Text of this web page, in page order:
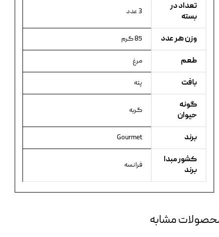
تعداد در
بسته
3 عدد
وزن هر عدد 85 گرم
طعم مرغ
بافت پته
گونه
حیوان
گربه
برند Gourmet
کشور مبدا
برند
فرانسه
مشابه